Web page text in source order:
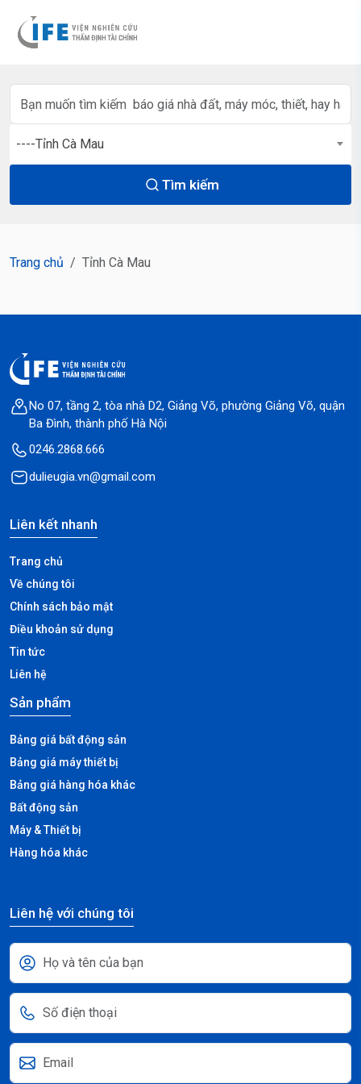
----Tỉnh Cà Mau
Tìm kiếm
Trang chủ Tỉnh Cà Mau
No 07, tầng 2, tòa nhà D2, Giảng Võ, phường Giảng Võ, quận
Ba Đình, thành phố Hà Nội
0246.2868.666
dulieugia.vn@gmail.com
Liên kết nhanh
Trang chủ
Về chúng tôi
Chính sách bảo mật
Điều khoản sử dụng
Tin tức
Liên hệ
Sản phẩm
Bảng giá bất động sản
Bảng giá máy thiết bị
Bảng giá hàng hóa khác
Bất động sản
Máy & Thiết bị
Hàng hóa khác
Liên hệ với chúng tôi